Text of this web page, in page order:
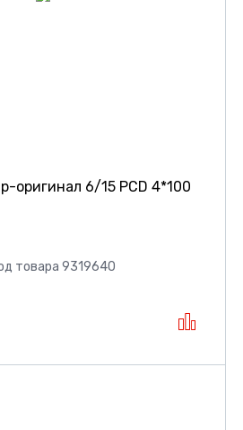
оригинал 6/15 PCD 4*100
товара 9319640